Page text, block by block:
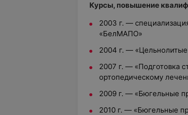
Курсы, повышение
2003 г. —
«БелМАПО»
2004 г. —
2007 г. — «Подготовка
ортопедическому
2009 г. — «Бюгельные
2010 г. — «Бюгельные